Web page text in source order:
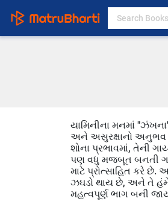
યામિનીના મનમાં
અને અસુરક્ષાનો અનુભવ
શોના પ્રભાવમાં, તેની
પણ વધુ મજબૂત બનતી
માટે પ્રોત્સાહિત કરે
ઝઘડો થાય છે, અને તે
મહત્વપૂર્ણ ભાગ બની